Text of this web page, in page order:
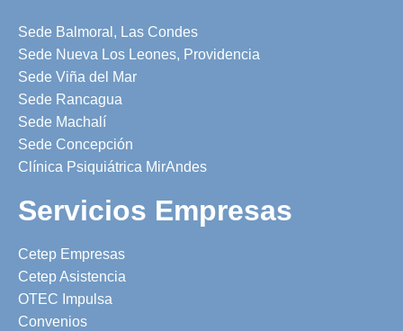
Sede Balmoral, Las Condes
Sede Nueva Los Leones, Providencia
Sede Viña del Mar
Sede Rancagua
Sede Machalí
Sede Concepción
Clínica Psiquiátrica MirAndes
Servicios Empresas
Cetep Empresas
Cetep Asistencia
OTEC Impulsa
Convenios